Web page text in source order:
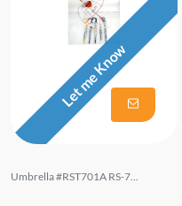
Let me Know
Umbrella #RST701A RS-7...